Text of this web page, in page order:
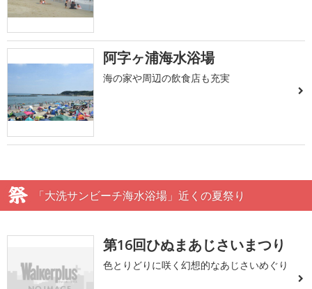
阿字ヶ浦海水浴場
海の家や周辺の飲食店も充実
「大洗サンビーチ海水浴場」近くの夏祭り
第16回ひぬまあじさいまつり
色とりどりに咲く幻想的なあじさいめぐり